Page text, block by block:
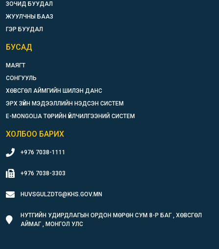
ЗОЧИД БУУДАЛ
ЖУУЛЧНЫ БААЗ
ГЭР БУУДАЛ
БУСАД
МАЯГТ
СОНГУУЛЬ
ХӨВСГӨЛ АЙМГИЙН ШИЛЭН ДАНС
ЭРХ ЗҮЙН МЭДЭЭЛЛИЙН НЭДСЭН СИСТЕМ
E-MONGOLIA ТӨРИЙН ҮЙЛЧИЛГЭЭНИЙ СИСТЕМ
ХОЛБОО БАРИХ
+976 7038-1111
+976 7038-3303
HUVSGULZDTG@KHS.GOV.MN
НУТГИЙН УДИРДЛАГЫН ОРДОН МӨРӨН СУМ 8-Р БАГ , ХӨВСГӨЛ
АЙМАГ , МОНГОЛ УЛС